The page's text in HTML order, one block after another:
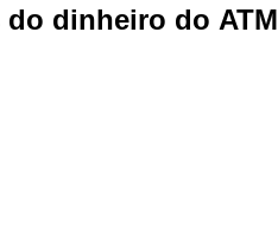
dinheiro do ATM